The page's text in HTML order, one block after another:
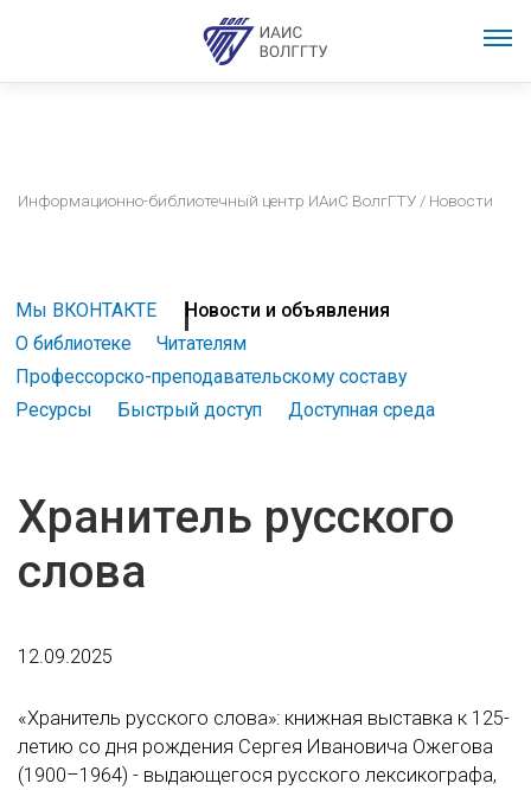
Информационно-библиотечный центр ИАиС ВолгГТУ / Новости
Мы ВКОНТАКТЕ
Новости и объявления
О библиотеке
Читателям
Профессорско-преподавательскому составу
Ресурсы
Быстрый доступ Доступная среда
Хранитель русского
слова
12.09.2025
«Хранитель русского слова»: книжная выставка к 125-
летию со дня рождения Сергея Ивановича Ожегова
(1900–1964) - выдающегося русского лексикографа,